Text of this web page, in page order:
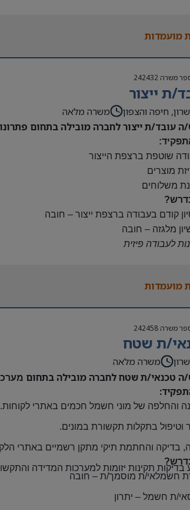
מועמדות
משרה 242432
ת ייצור
חיפה והצפון
משרה מלאה
ה עובד/ת ייצור לחברה מובילה בתחום
שוטפת ברצפת הייצור
מוצרים
משלוחים
קודם בעבודה ברצפת ייצור – חובה
מלגזה – חובה
לעבודה פיזית
| ימים א-ה | 6:30-15:30
ובונוסים
חברה מהיום הראשון
חדרה
מועמדות
משרה242458
ת שטח
משרה מלאה
ה טכנאי/ת שטח לחברה מובילה בתחום
והחלפה של מוני חשמל חכמים באתרי לקוחות.
וטיפול בתקלות תקשורת במונים.
בדיקה והחתמת תיקי מתקן רשמיים באתרי
בדיקות תקינות יזומות למערכות המדידה
חשמלאי/ת מוסמך/ת – חובה
ת חשמל – יתרון